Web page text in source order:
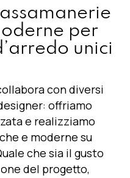
per
unici
con diversi
offriamo
e realizziamo
e moderne su
che sia il gusto
del progetto,